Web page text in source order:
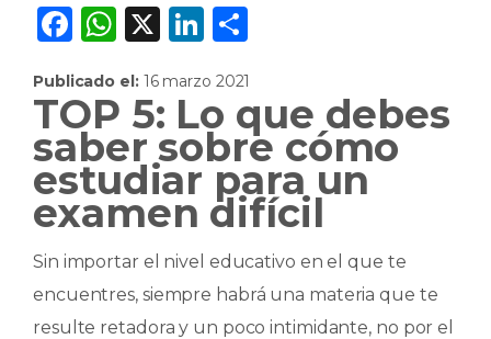
F
c
e
b
o
o
k
W
a
ts
A
p
p
X
Li
k
e
dI
n
p
ar
ti
r
Publicado el: 16 marzo 2021
TOP 5: Lo que debes
saber sobre cómo
estudiar para un
examen difícil
Sin importar el nivel educativo en el que te
encuentres, siempre habrá una materia que te
resulte retadora y un poco intimidante, no por el